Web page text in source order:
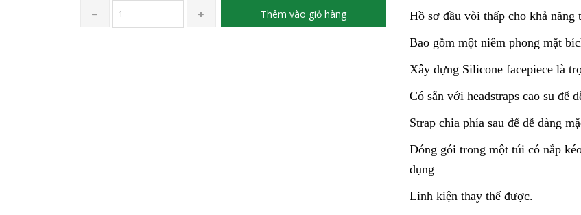
Thêm vào giỏ hàng
Hồ sơ đầu vòi thấp cho khả
Bao gồm một niêm phong mặt
Xây dựng Silicone facepiece là
Có sẵn với headstraps cao su để
Strap chia phía sau để dễ dàng
Đóng gói trong một túi có nắp
dụng
Linh kiện thay thế được.